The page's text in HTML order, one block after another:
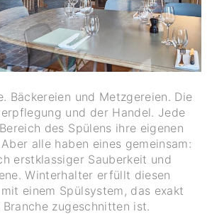
Bäckereien und Metzgereien. Die
und der Handel. Jede
des Spülens ihre eigenen
alle haben eines gemeinsam:
erstklassiger Sauberkeit und
Winterhalter erfüllt diesen
einem Spülsystem, das exakt
zugeschnitten ist.